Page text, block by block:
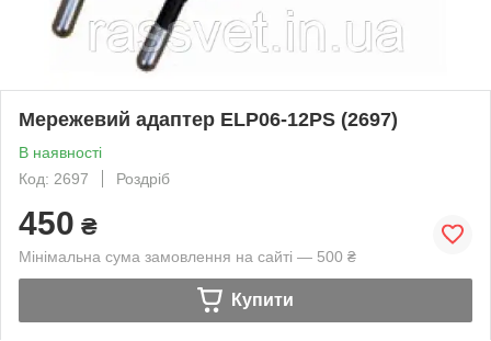
Мережевий адаптер ELP06-12PS (2697)
В наявності
Код: 2697
Роздріб
450 ₴
Мінімальна сума замовлення на сайті — 500 ₴
Купити